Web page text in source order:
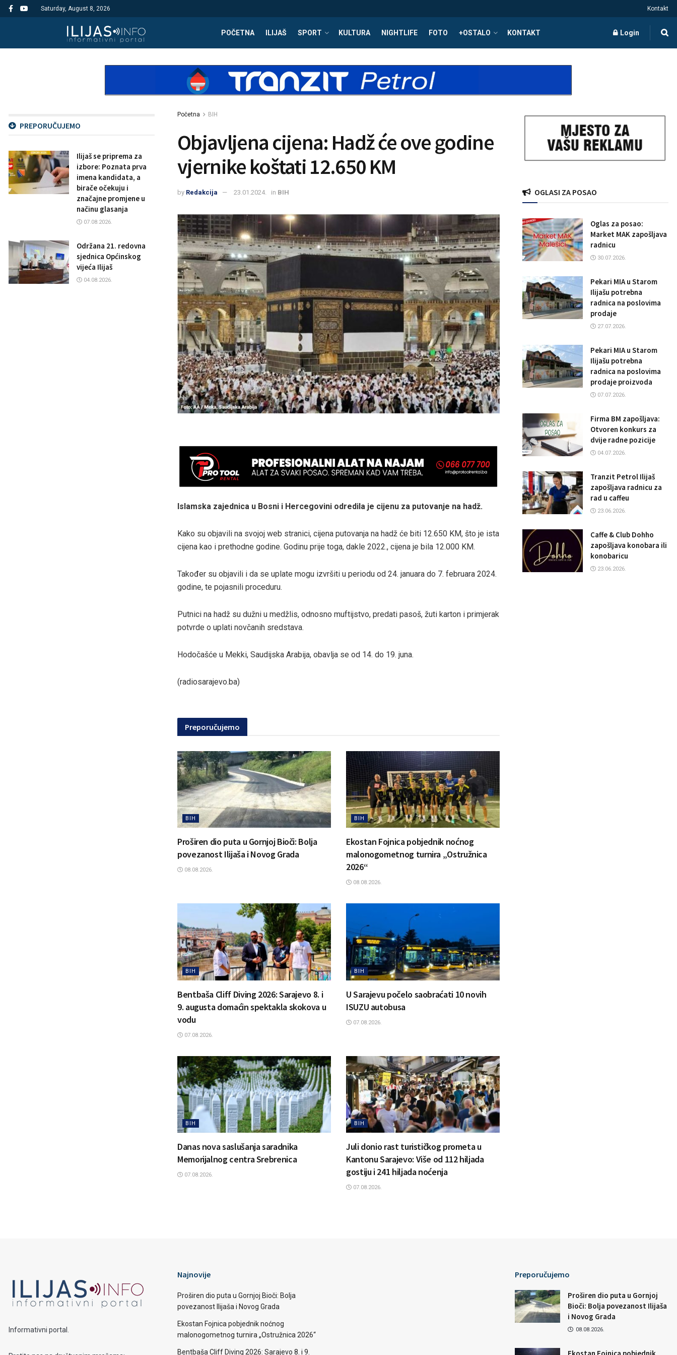
Saturday, August 8, 2026 Kontakt
POČETNA ILIJAŠ SPORT KULTURA NIGHTLIFE FOTO +OSTALO KONTAKT Login
Početna BIH
Objavljena cijena: Hadž će ove godine
vjernike koštati 12.650 KM
by Redakcija 23.01.2024. in BIH
Islamska zajednica u Bosni i Hercegovini odredila je cijenu za putovanje na hadž.
Kako su objavili na svojoj web stranici, cijena putovanja na hadž će biti 12.650 KM, što je ista
cijena kao i prethodne godine. Godinu prije toga, dakle 2022., cijena je bila 12.000 KM.
Također su objavili i da se uplate mogu izvršiti u periodu od 24. januara do 7. februara 2024.
godine, te pojasnili proceduru.
Putnici na hadž su dužni u medžlis, odnosno muftijstvo, predati pasoš, žuti karton i primjerak
potvrde o uplati novčanih sredstava.
Hodočašće u Mekki, Saudijska Arabija, obavlja se od 14. do 19. juna.
(radiosarajevo.ba)
Preporučujemo
BIH
Proširen dio puta u Gornjoj Bioči: Bolja
povezanost Ilijaša i Novog Grada
08.08.2026.
BIH
Ekostan Fojnica pobjednik noćnog
malonogometnog turnira „Ostružnica
2026“
08.08.2026.
BIH
Bentbaša Cliff Diving 2026: Sarajevo 8. i
9. augusta domaćin spektakla skokova u
vodu
07.08.2026.
BIH
U Sarajevu počelo saobraćati 10 novih
ISUZU autobusa
07.08.2026.
BIH
Danas nova saslušanja saradnika
Memorijalnog centra Srebrenica
07.08.2026.
BIH
Juli donio rast turističkog prometa u
Kantonu Sarajevo: Više od 112 hiljada
gostiju i 241 hiljada noćenja
07.08.2026.
PREPORUČUJEMO
Ilijaš se priprema za
izbore: Poznata prva
imena kandidata, a
birače očekuju i
značajne promjene u
načinu glasanja
07.08.2026.
Održana 21. redovna
sjednica Općinskog
vijeća Ilijaš
04.08.2026.
OGLASI ZA POSAO
Oglas za posao:
Market MAK zapošljava
radnicu
30.07.2026.
Pekari MIA u Starom
Ilijašu potrebna
radnica na poslovima
prodaje
27.07.2026.
Pekari MIA u Starom
Ilijašu potrebna
radnica na poslovima
prodaje proizvoda
07.07.2026.
Firma BM zapošljava:
Otvoren konkurs za
dvije radne pozicije
04.07.2026.
Tranzit Petrol Ilijaš
zapošljava radnicu za
rad u caffeu
23.06.2026.
Caffe & Club Dohho
zapošljava konobara ili
konobaricu
23.06.2026.
Informativni portal.
Najnovije
Proširen dio puta u Gornjoj Bioči: Bolja
povezanost Ilijaša i Novog Grada
Ekostan Fojnica pobjednik noćnog
malonogometnog turnira „Ostružnica 2026“
Bentbaša Cliff Diving 2026: Sarajevo 8. i 9.
Preporučujemo
Proširen dio puta u Gornjoj
Bioči: Bolja povezanost Ilijaša
i Novog Grada
08.08.2026.